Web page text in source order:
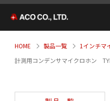
HOME 製品一覧
1インチマ
計測用コンデンサマイクロホン